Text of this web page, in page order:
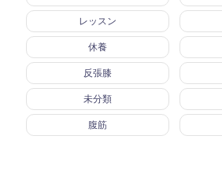
レッスン
休養
反張膝
未分類
腹筋